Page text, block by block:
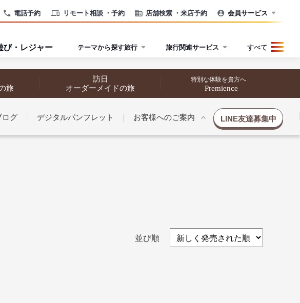
電話予約 リモート相談 ・予約 店舗検索 ・来店予約 会員サービス
び・レジャー テーマから探す旅行 旅行関連サービス すべて
旅
訪日
オーダーメイドの旅
特別な体験を貴方へ
Premience
ログ デジタルパンフレット お客様へのご案内 LINE友達募集中
並び順